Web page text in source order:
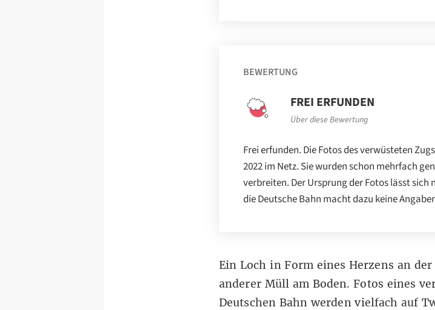
BEWERTUNG
FREI ERFUNDEN
Über diese Bewertung
Frei erfunden. Die Fotos des verwüsteten
2022 im Netz. Sie wurden schon mehrfach
verbreiten. Der Ursprung der Fotos lässt
die Deutsche Bahn macht dazu keine
Ein Loch in Form eines Herzens an
anderer Müll am Boden. Fotos eines
Deutschen Bahn werden vielfach auf